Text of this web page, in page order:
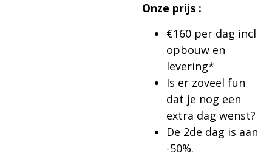
Onze prijs :
€160 per dag incl
opbouw en
levering*
Is er zoveel fun
dat je nog een
extra dag wenst?
De 2de dag is aan
-50%.